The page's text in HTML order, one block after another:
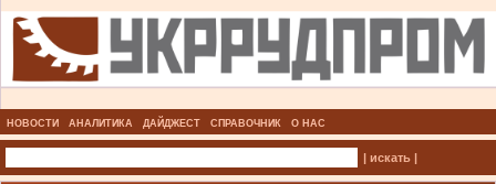
НОВОСТИ АНАЛИТИКА ДАЙДЖЕСТ СПРАВОЧНИК О НАС
| искать |